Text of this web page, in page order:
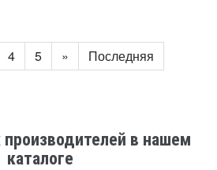
4 5 » Последняя
в нашем
каталоге